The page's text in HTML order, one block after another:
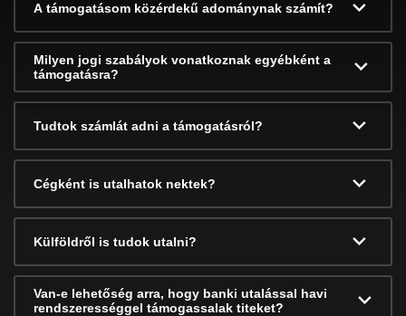
A támogatásom közérdekű adománynak számít?
Milyen jogi szabályok vonatkoznak egyébként a
támogatásra?
Tudtok számlát adni a támogatásról?
Cégként is utalhatok nektek?
Külföldről is tudok utalni?
Van-e lehetőség arra, hogy banki utalással havi
rendszerességgel támogassalak titeket?